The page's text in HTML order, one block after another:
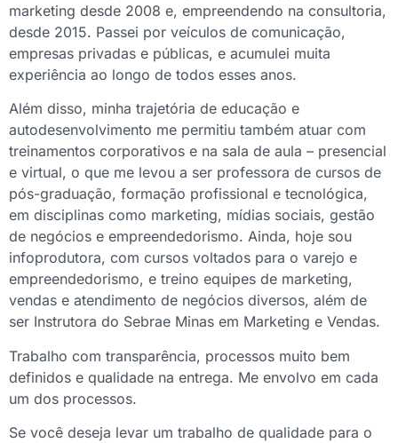
marketing desde 2008 e, empreendendo na consultoria,
desde 2015. Passei por veículos de comunicação,
empresas privadas e públicas, e acumulei muita
experiência ao longo de todos esses anos.
Além disso, minha trajetória de educação e
autodesenvolvimento me permitiu também atuar com
treinamentos corporativos e na sala de aula – presencial
e virtual, o que me levou a ser professora de cursos de
pós-graduação, formação profissional e tecnológica,
em disciplinas como marketing, mídias sociais, gestão
de negócios e empreendedorismo. Ainda, hoje sou
infoprodutora, com cursos voltados para o varejo e
empreendedorismo, e treino equipes de marketing,
vendas e atendimento de negócios diversos, além de
ser Instrutora do Sebrae Minas em Marketing e Vendas.
Trabalho com transparência, processos muito bem
definidos e qualidade na entrega. Me envolvo em cada
um dos processos.
Se você deseja levar um trabalho de qualidade para o